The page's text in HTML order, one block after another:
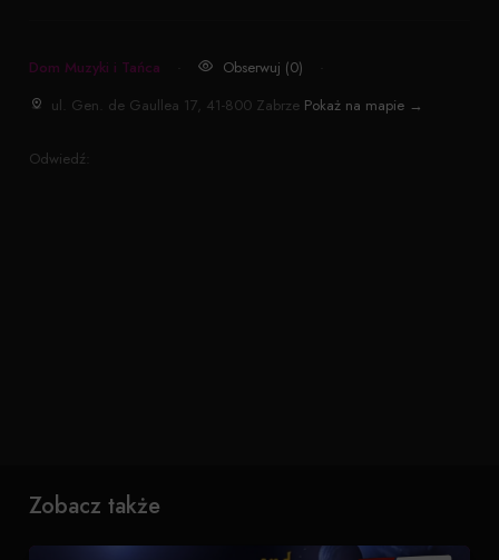
Dom Muzyki i Tańca Obserwuj (0)
ul. Gen. de Gaullea 17, 41-800 Zabrze Pokaż na mapie →
Odwiedź:
Zobacz także